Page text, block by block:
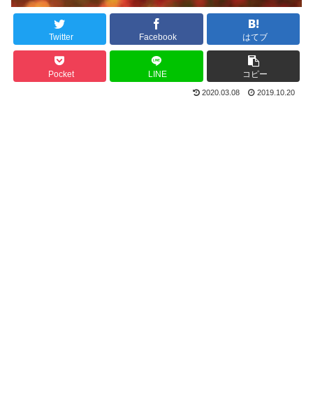
Twitter Facebook はてブ
Pocket LINE コピー
2020.03.08 2019.10.20